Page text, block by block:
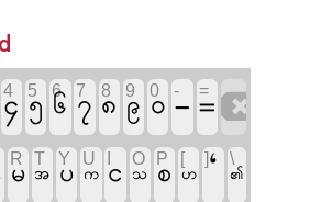
4
၄ 5
၅ 6
၆ 7
၇ 8
၈ 9
၉ 0
၀ -
- =
=
R
မ T
အ
Y
ပ U
က င O
သ
P
စ [
ဟ
]‘ \
၏